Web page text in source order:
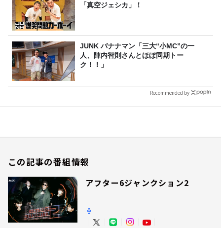
「真空ジェシカ」！
JUNK バナナマン「三大“小MC”の一
人、陣内智則さんとほぼ同期トー
ク！！」
Recommended by
この記事の番組情報
アフター6ジャンクション2